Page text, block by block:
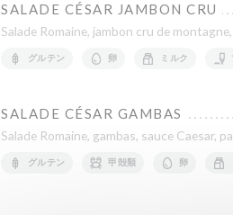
SALADE CÉSAR JAMBON CRU
Salade Romaine, jambon cru de
グルテン 卵 ミルク
SALADE CÉSAR GAMBAS
Salade Romaine, gambas, sauce
グルテン 甲殻類 卵